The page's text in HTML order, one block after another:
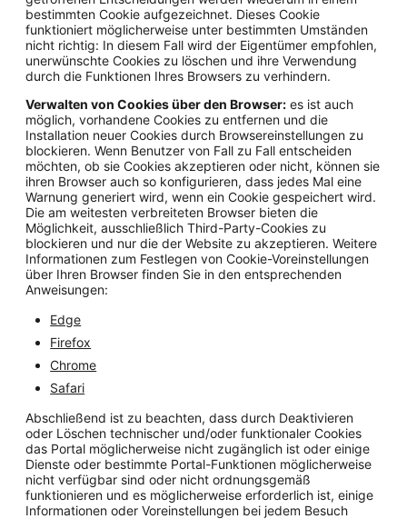
bestimmten Cookie aufgezeichnet. Dieses Cookie
funktioniert möglicherweise unter bestimmten Umständen
nicht richtig: In diesem Fall wird der Eigentümer empfohlen,
unerwünschte Cookies zu löschen und ihre Verwendung
durch die Funktionen Ihres Browsers zu verhindern.
Verwalten von Cookies über den Browser: es ist auch
möglich, vorhandene Cookies zu entfernen und die
Installation neuer Cookies durch Browsereinstellungen zu
blockieren. Wenn Benutzer von Fall zu Fall entscheiden
möchten, ob sie Cookies akzeptieren oder nicht, können sie
ihren Browser auch so konfigurieren, dass jedes Mal eine
Warnung generiert wird, wenn ein Cookie gespeichert wird.
Die am weitesten verbreiteten Browser bieten die
Möglichkeit, ausschließlich Third-Party-Cookies zu
blockieren und nur die der Website zu akzeptieren. Weitere
Informationen zum Festlegen von Cookie-Voreinstellungen
über Ihren Browser finden Sie in den entsprechenden
Anweisungen:
Edge
Firefox
Chrome
Safari
Abschließend ist zu beachten, dass durch Deaktivieren
oder Löschen technischer und/oder funktionaler Cookies
das Portal möglicherweise nicht zugänglich ist oder einige
Dienste oder bestimmte Portal-Funktionen möglicherweise
nicht verfügbar sind oder nicht ordnungsgemäß
funktionieren und es möglicherweise erforderlich ist, einige
Informationen oder Voreinstellungen bei jedem Besuch